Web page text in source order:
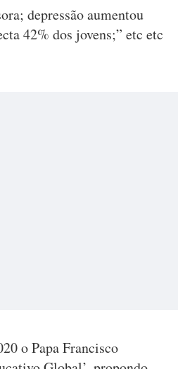
depressão aumentou
42% dos jovens;” etc etc
o Papa Francisco